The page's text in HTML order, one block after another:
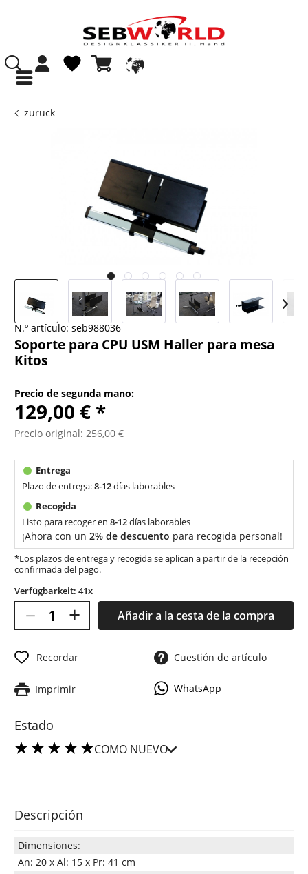
zurück
N.º artículo: seb988036
Soporte para CPU USM Haller para mesa
Kitos
Precio de segunda mano:
129,00 € *
Precio original: 256,00 €
Plazo de entrega:8-12días laborables
Listo para recoger en8-12días laborables
¡Ahora con un2% de descuento para recogida personal!
*Los plazos de entrega y recogida se aplican a partir de la recepción
confirmada del pago.
Verfügbarkeit: 41x
– + Añadir a la cesta de la compra
Recordar Cuestión de artículo
Imprimir WhatsApp
Estado
COMO NUEVO
Descripción
Dimensiones:
An: 20 x Al: 15 x Pr: 41 cm